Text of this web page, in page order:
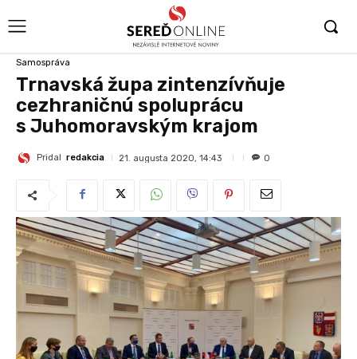
Samospráva
Trnavská župa zintenzívňuje
cezhraničnú spoluprácu
s Juhomoravským krajom
Pridal redakcia 21. augusta 2020, 14:43 0